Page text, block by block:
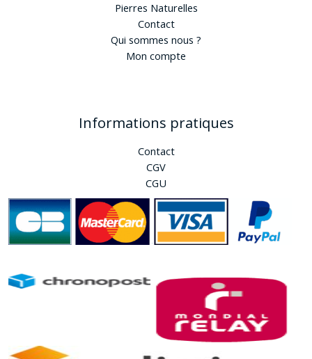
Pierres Naturelles
Contact
Qui sommes nous ?
Mon compte
Informations pratiques
Contact
CGV
CGU